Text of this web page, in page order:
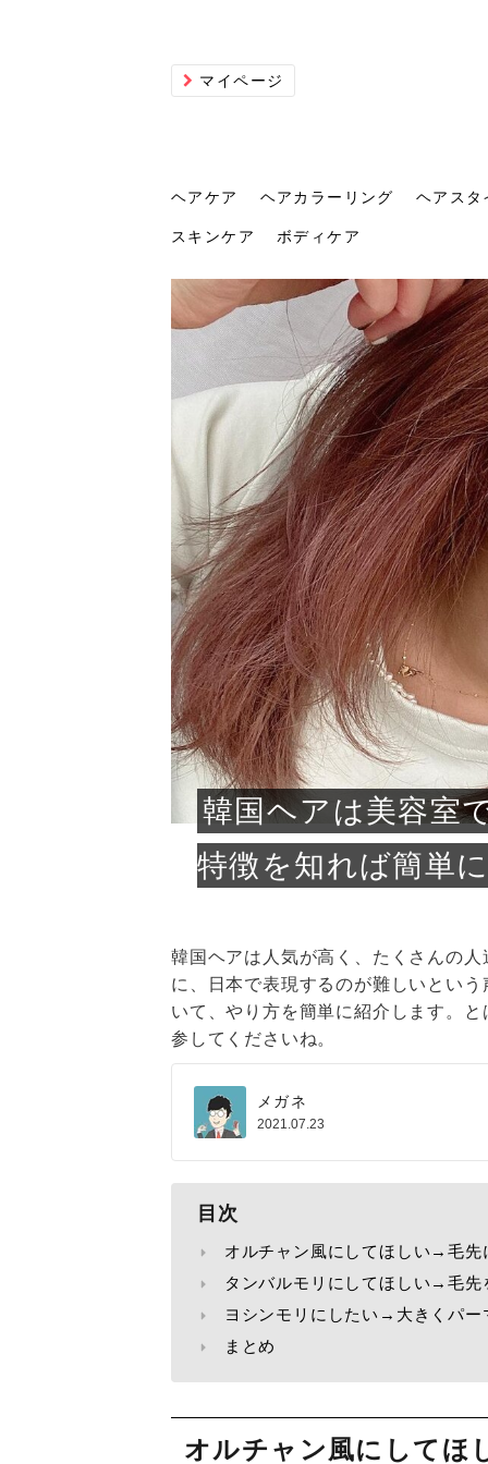
マイページ
ヘアケア
トリ
仕上
い原
トリー
大きく
の塗り...
メガネ
ヘアカラーリング
髪の
へ！
めく
2026春
すみカ
く...
さくら
ヘアスタ
2026
新ト
ル...
2026年
ルでエ
解...
かえで
美容
い？
時こ
しばら
ろそろ
思って...
メガネ
ヘッ
らな
ヘッド
血行を
効果が...
さろめ
髪を
い方
本ケ
髪をき
ムを増
頭皮の...
さくら
発酵
何が
のシ
スキン
ンプー
などの...
さくら
ミニ
少な
しい
「たく
に、実
ものば
あおい
針で
の効
のポ
フェイ
いうお
しょう...
あかり
化粧
毛」
める
顔の産
で抜く
感じて...
あおい
2026
イド
と...
最近、
気がす
じつは...
あおい
スキンケア
スキンケア
急に
と種
でき
ふと鏡
落ち込
その原...
あおい
ボディケア
ボディケア
人の
果。
魅力
痩身エ
機器を
技によ...
あかり
韓国ヘアは美容室
特徴を知れば簡単
韓国ヘアは人気が高く、たくさんの
に、日本で表現するのが難しいとい
いて、やり方を簡単に紹介します。
参してくださいね。
メガネ
2021.07.23
目次
オルチャン風にしてほしい→毛先
タンバルモリにしてほしい→毛
ヨシンモリにしたい→大きくパー
まとめ
オルチャン風にしてほ